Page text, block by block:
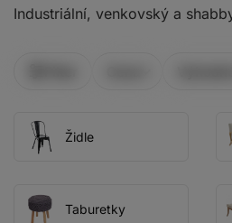
Industriální, venkovský a
Židle
Taburetky